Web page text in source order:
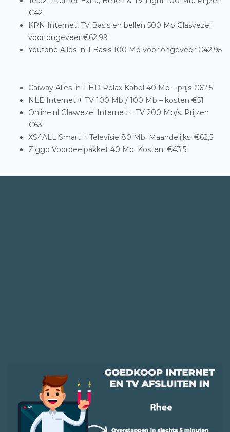
€42
KPN Internet, TV Basis en bellen 500 Mb Glasvezel
voor ongeveer €62,99
Youfone Alles-in-1 Basis 100 Mb voor ongeveer €42,95
Caiway Alles-in-1 HD Relax Kabel 40 Mb – prijs €62,5
NLE Internet + TV 100 Mb / 100 Mb – kosten €51
Online.nl Glasvezel Internet + TV 200 Mb/s. Prijzen
€63
XS4ALL Smart + Televisie 80 Mb. Maandelijks: €62,5
Ziggo Voordeelpakket 40 Mb. Kosten: €43,5